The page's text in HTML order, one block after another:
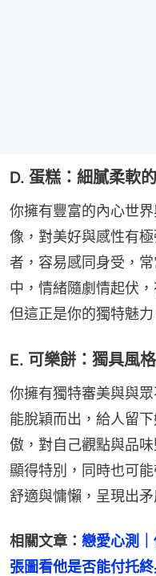
D. 蛋糕：細膩柔軟
你擁有豐富的內心世
像，對美好與感性有
者，容易感同身受，
中，情緒隨劇情起伏
但這正是你的獨特魅力
E. 可樂餅：獨具風
你擁有獨特審美與與
能脫穎而出，給人留
傲，對自己觀點與品
顯得特別，同時也可
舒適與慵懶，呈現出
相關文章： 戀愛心測
張圖看他是否能付托